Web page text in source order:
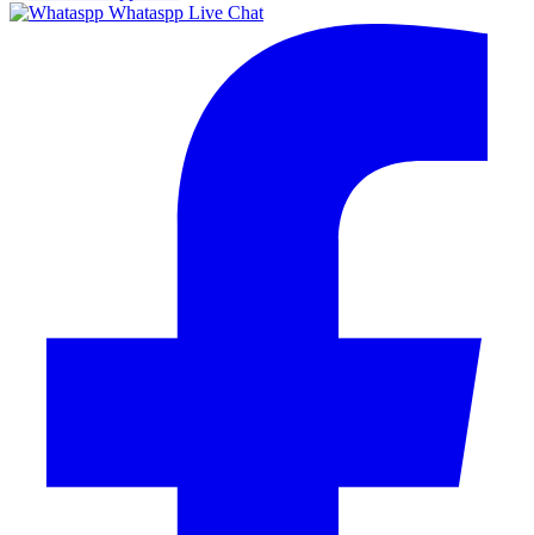
Whataspp Live Chat